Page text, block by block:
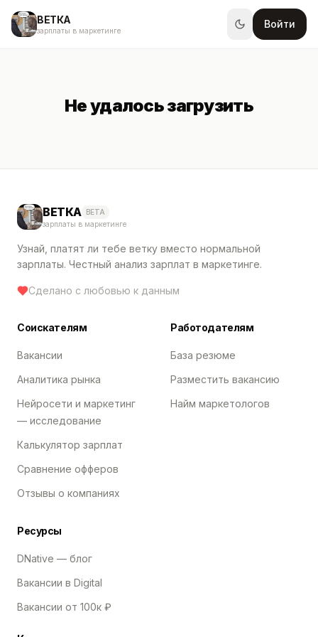
ВЕТКА
зарплаты в маркетинге
Войти
Не удалось загрузить
ВЕТКА BETA
зарплаты в маркетинге
Узнай, платят ли тебе ветку вместо нормальной
зарплаты. Честный анализ зарплат в маркетинге.
Сделано с любовью к данным
Соискателям
Вакансии
Аналитика рынка
Нейросети и маркетинг
— исследование
Калькулятор зарплат
Сравнение офферов
Отзывы о компаниях
Работодателям
База резюме
Разместить вакансию
Найм маркетологов
Ресурсы
DNative — блог
Вакансии в Digital
Вакансии от 100к ₽